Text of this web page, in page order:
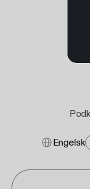
Engelsk